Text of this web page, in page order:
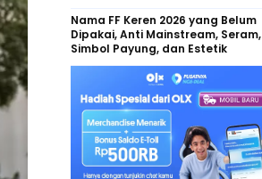
Nama FF Keren 2026 yang Belum
Dipakai, Anti Mainstream, Seram,
Simbol Payung, dan Estetik